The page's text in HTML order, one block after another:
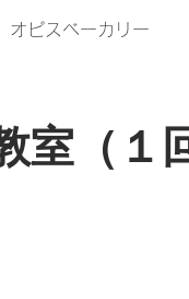
オピスベーカリー
室（１